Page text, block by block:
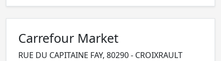
Carrefour Market
RUE DU CAPITAINE FAY, 80290 - CROIXRAULT